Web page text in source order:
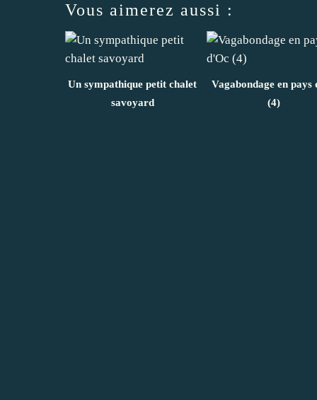
Vous aimerez aussi :
Un sympathique petit chalet
savoyard
Vagabondage en pays
(4)